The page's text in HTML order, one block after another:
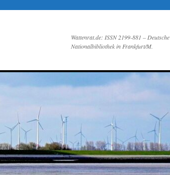
Wattenrat.de: ISSN 2199-881 – Deutsche
Nationalbibliothek in Frankfurt/M.